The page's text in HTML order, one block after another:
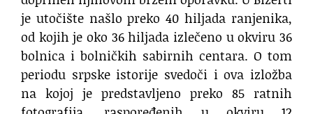
je utočište našlo preko 40 hiljada ranjenika,
od kojih je oko 36 hiljada izlečeno u okviru 36
bolnica i bolničkih sabirnih centara. O tom
periodu srpske istorije svedoči i ova izložba
na kojoj je predstavljeno preko 85 ratnih